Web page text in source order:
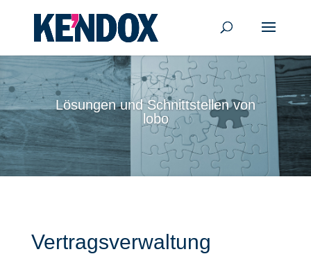
Lösungen und Schnittstellen von
lobo
Vertragsverwaltung